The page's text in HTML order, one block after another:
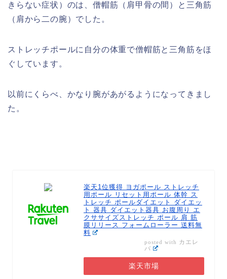
きらない症状）のは、僧帽筋（肩甲骨の間）と三角筋
（肩から二の腕）でした。
ストレッチポールに自分の体重で僧帽筋と三角筋をほ
ぐしています。
以前にくらべ、かなり腕があがるようになってきまし
た。
楽天1位獲得 ヨガポール ストレッチ
用ポール リセット用ポール 体幹 ス
トレッチ ポールダイエット ダイエッ
ト 器具 ダイエット器具 お腹周り エ
クササイズストレッチ ポール 肩 筋
膜リリース フォームローラー 送料無
料
posted with カエレ
バ
楽天市場